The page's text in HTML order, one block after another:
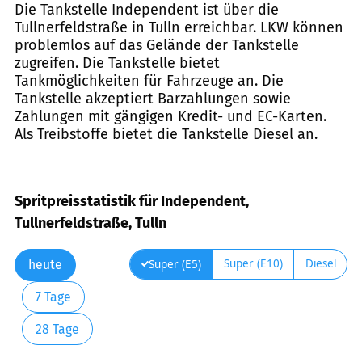
Die Tankstelle Independent ist über die
Tullnerfeldstraße in Tulln erreichbar. LKW können
problemlos auf das Gelände der Tankstelle
zugreifen. Die Tankstelle bietet
Tankmöglichkeiten für Fahrzeuge an. Die
Tankstelle akzeptiert Barzahlungen sowie
Zahlungen mit gängigen Kredit- und EC-Karten.
Als Treibstoffe bietet die Tankstelle Diesel an.
Spritpreisstatistik für Independent,
Tullnerfeldstraße, Tulln
heute
7 Tage
28 Tage
Super (E5) Super (E10) Diesel